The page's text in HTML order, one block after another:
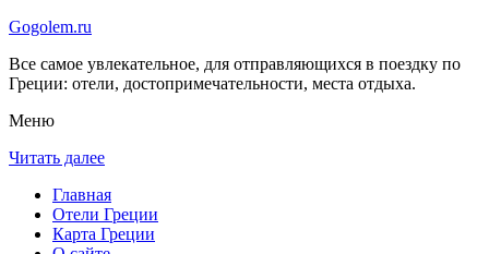
Gogolem.ru
Все самое увлекательное, для отправляющихся в поездку по
Греции: отели, достопримечательности, места отдыха.
Меню
Читать далее
Главная
Отели Греции
Карта Греции